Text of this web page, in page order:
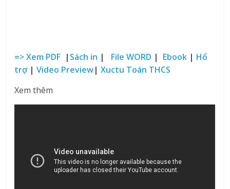
=> Xem PDF | Sách in | File WORD | Ebook | Hổ
trợ|Video Preview|Xuctu Toán THCS
Xem thêm